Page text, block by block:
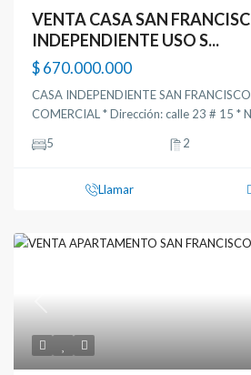
VENTA CASA SAN
INDEPENDIENTE USO S...
$ 670.000.000
CASA INDEPENDIENTE SAN
COMERCIAL * Dirección: calle 23 # 15 *
5
2
Llamar
Previous